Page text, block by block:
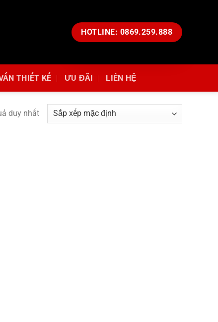
HOTLINE: 0869.259.888
THIẾT KẾ ƯU ĐÃI LIÊN HỆ
duy nhất